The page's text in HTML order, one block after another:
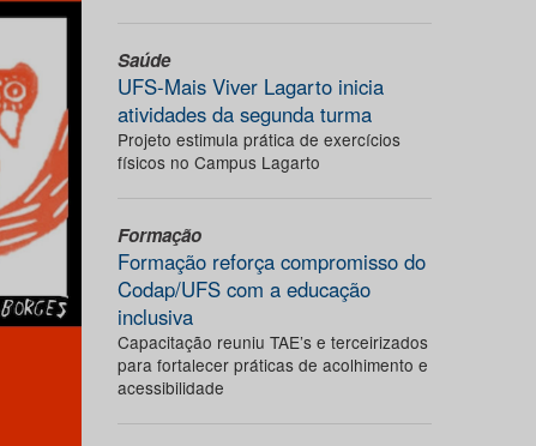
Saúde
UFS-Mais Viver Lagarto inicia
atividades da segunda turma
Projeto estimula prática de exercícios
físicos no Campus Lagarto
Formação
Formação reforça compromisso do
Codap/UFS com a educação
inclusiva
Capacitação reuniu TAE’s e terceirizados
para fortalecer práticas de acolhimento e
acessibilidade